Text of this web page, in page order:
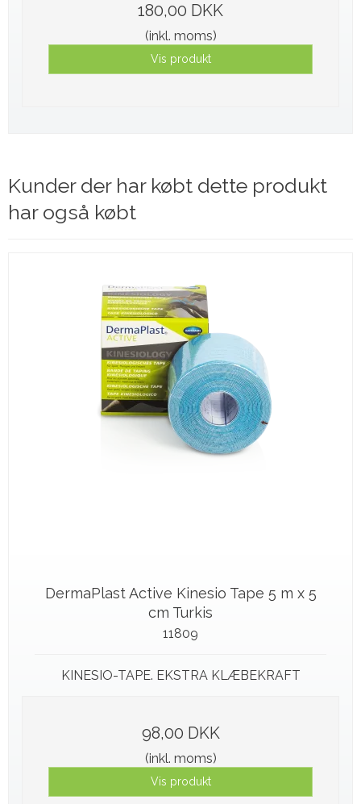
180,00 DKK
(inkl. moms)
Vis produkt
Kunder der har købt dette produkt
har også købt
DermaPlast Active Kinesio Tape 5 m x 5
cm Turkis
11809
KINESIO-TAPE. EKSTRA KLÆBEKRAFT
98,00 DKK
(inkl. moms)
Vis produkt